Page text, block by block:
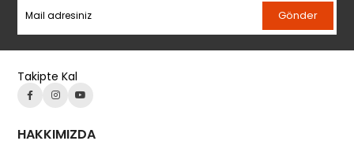
Gönder
Takipte Kal
HAKKIMIZDA